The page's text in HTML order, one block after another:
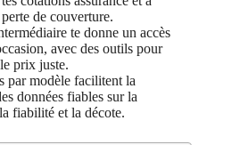
de couverture.
te donne un accès
avec des outils pour
prix juste.
par modèle facilitent la
données fiables sur la
fiabilité et la décote.